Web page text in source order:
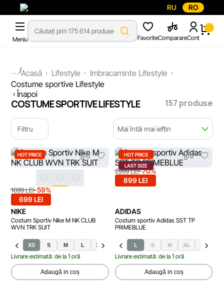
RU RO
Meniu FavoriteComparareCont
...Acasă Lifestyle
Imbracaminte Lifestyle
Costume sportive Lifestyle
Înapoi
COSTUME SPORTIVE LIFESTYLE 157 produse
Filtru Mai întâi mai ieftin
HOT PRICE
1699 LEI-59%
699 LEI
NIKE
Costum Sportiv Nike M NK CLUB
WVN TRK SUIT
XS S M L XL XXL
Livrare estimată: de la 1 oră
Adaugă in coș
HOT PRICE
LAST SIZE
2999 LEI-70%
899 LEI
ADIDAS
Costum sportiv Adidas SST TP
PRIMEBLUE
L S M XL XS
Livrare estimată: de la 1 oră
Adaugă in coș